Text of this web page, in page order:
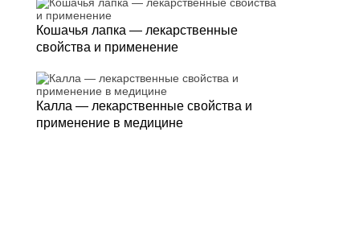
Кошачья лапка — лекарственные
свойства и применение
Калла — лекарственные свойства и
применение в медицине